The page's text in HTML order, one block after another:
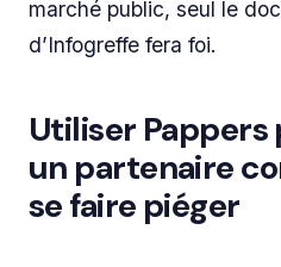
marché public, seul le
d’Infogreffe fera foi.
Utiliser Pappers
un partenaire
se faire piéger